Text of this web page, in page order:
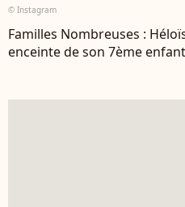
© Instagram
Familles Nombreuses :
enceinte de son 7ème enfant